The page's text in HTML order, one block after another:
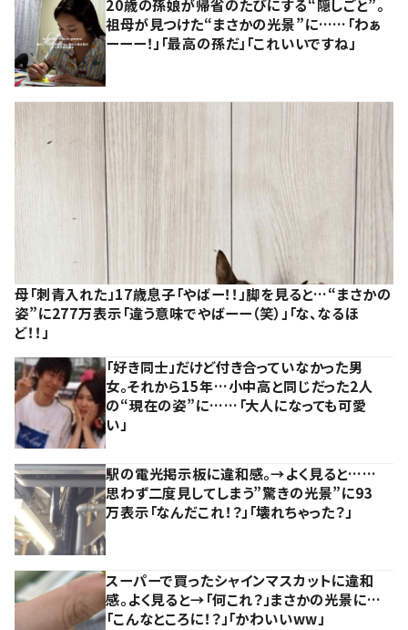
20歳の孫娘が帰省のたびにする“隠しごと”。
祖母が見つけた“まさかの光景”に……「わぁ
ーーー！」「最高の孫だ」「これいいですね」
母「刺青入れた」17歳息子「やばー！！」脚を見ると…“まさかの
姿”に277万表示「違う意味でやばーー（笑）」「な、なるほ
ど！！」
「好き同士」だけど付き合っていなかった男
女。それから15年…小中高と同じだった2人
の“現在の姿”に……「大人になっても可愛
い」
駅の電光掲示板に違和感。→よく見ると……
思わず二度見してしまう”驚きの光景”に93
万表示「なんだこれ！？」「壊れちゃった？」
スーパーで買ったシャインマスカットに違和
感。よく見ると→「何これ？」まさかの光景に…
「こんなところに！？」「かわいいww」